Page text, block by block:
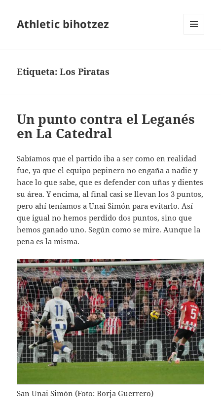
Athletic bihotzez
Etiqueta:Los Piratas
Un punto contra el Leganés
en La Catedral
Sabíamos que el partido iba a ser como en realidad
fue, ya que el equipo pepinero no engaña a nadie y
hace lo que sabe, que es defender con uñas y dientes
su área. Y encima, al final casi se llevan los 3 puntos,
pero ahí teníamos a Unai Simón para evitarlo. Así
que igual no hemos perdido dos puntos, sino que
hemos ganado uno. Según como se mire. Aunque la
pena es la misma.
San Unai Simón (Foto: Borja Guerrero)